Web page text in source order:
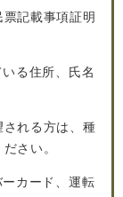
記載事項証明
る住所、氏名
れる方は、種
さい。
カード、運転